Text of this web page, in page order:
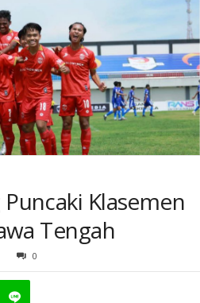
Puncaki Klasemen
Tengah
0